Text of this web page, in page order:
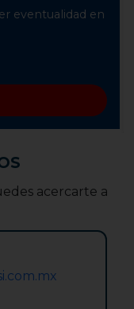
eventualidad en
acercarte a